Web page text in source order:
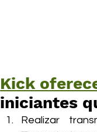
Kick
iniciantes
Realizar